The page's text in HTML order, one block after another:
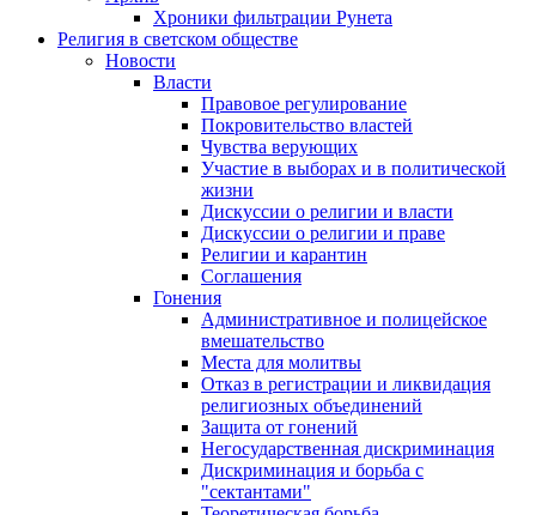
Хроники фильтрации Рунета
Религия в светском обществе
Новости
Власти
Правовое регулирование
Покровительство властей
Чувства верующих
Участие в выборах и в политической
жизни
Дискуссии о религии и власти
Дискуссии о религии и праве
Религии и карантин
Соглашения
Гонения
Административное и полицейское
вмешательство
Места для молитвы
Отказ в регистрации и ликвидация
религиозных объединений
Защита от гонений
Негосударственная дискриминация
Дискриминация и борьба с
"сектантами"